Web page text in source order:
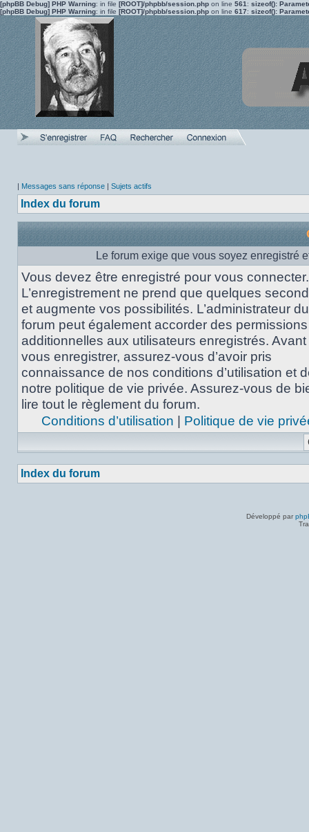
[phpBB Debug] PHP Warning: in file [ROOT]/phpbb/session.php on line 561 : sizeof():
[phpBB Debug] PHP Warning: in file [ROOT]/phpbb/session.php on line 617: sizeof():
| Messages sans réponse | Sujets actifs
Index du forum
Le forum exige que vous soyez enregistré
Vous devez être enregistré pour vous connecter.
L’enregistrement ne prend que quelques
et augmente vos possibilités. L’administrateur du
forum peut également accorder des permissions
additionnelles aux utilisateurs enregistrés.
vous enregistrer, assurez-vous d’avoir pris
connaissance de nos conditions d’utilisation et
notre politique de vie privée. Assurez-vous de
lire tout le règlement du forum.
Conditions d’utilisation | Politique de vie
Index du forum
Développé par